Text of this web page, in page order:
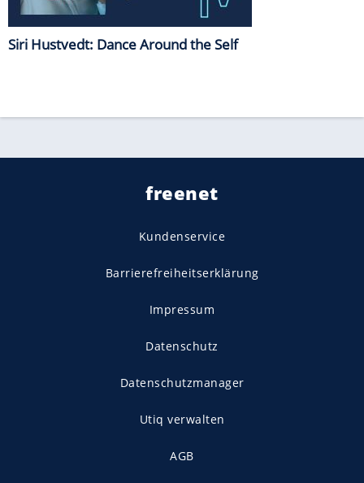
Siri Hustvedt: Dance Around the Self
freenet
Kundenservice
Barrierefreiheitserklärung
Impressum
Datenschutz
Datenschutzmanager
Utiq verwalten
AGB